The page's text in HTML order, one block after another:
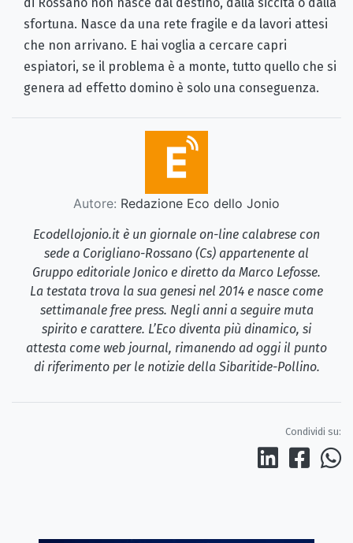
sfortuna. Nasce da una rete fragile e da lavori attesi
che non arrivano. E hai voglia a cercare capri
espiatori, se il problema è a monte, tutto quello che si
genera ad effetto domino è solo una conseguenza.
Autore: Redazione Eco dello Jonio
Ecodellojonio.it è un giornale on-line calabrese con
sede a Corigliano-Rossano (Cs) appartenente al
Gruppo editoriale Jonico e diretto da Marco Lefosse.
La testata trova la sua genesi nel 2014 e nasce come
settimanale free press. Negli anni a seguire muta
spirito e carattere. L’Eco diventa più dinamico, si
attesta come web journal, rimanendo ad oggi il punto
di riferimento per le notizie della Sibaritide-Pollino.
Condividi su: